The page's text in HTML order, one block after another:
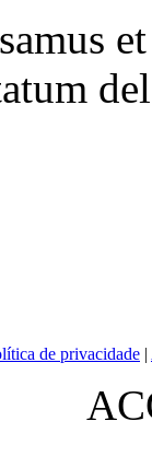
de privacidade |